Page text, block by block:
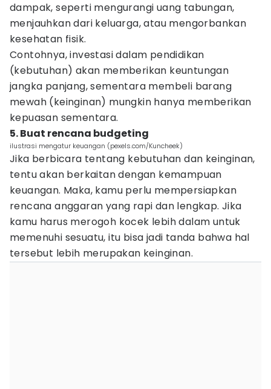
dampak, seperti mengurangi uang tabungan,
menjauhkan dari keluarga, atau mengorbankan
kesehatan fisik.
Contohnya, investasi dalam pendidikan
(kebutuhan) akan memberikan keuntungan
jangka panjang, sementara membeli barang
mewah (keinginan) mungkin hanya memberikan
kepuasan sementara.
5. Buat rencana budgeting
ilustrasi mengatur keuangan (pexels.com/Kuncheek)
Jika berbicara tentang kebutuhan dan keinginan,
tentu akan berkaitan dengan kemampuan
keuangan. Maka, kamu perlu mempersiapkan
rencana anggaran yang rapi dan lengkap. Jika
kamu harus merogoh kocek lebih dalam untuk
memenuhi sesuatu, itu bisa jadi tanda bahwa hal
tersebut lebih merupakan keinginan.